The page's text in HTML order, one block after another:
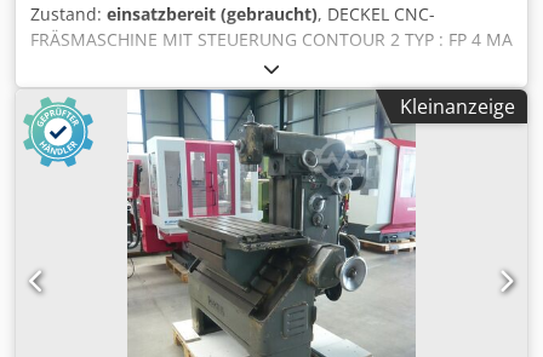
Zustand: einsatzbereit (gebraucht), DECKEL CNC-
FRÄSMASCHINE MIT STEUERUNG CONTOUR 2 TYP : FP 4 MA
MASCH.-NR. : 2204 - 1679 BAUJAHR : 1988 Arbeitsbereich:
X-Achse (längs) autom./manuell 485 / 500 mm Y-Achse
(quer) autom./manuell 385 / 400 mm Cedezrmkdepfx
Adqerf Z-Achse (senkrecht) autom./manuell 380 / 400 mm
Ausstattung: - Normalzubehör - Winkeltisch 460 x 800 mm
- Vertikal-Fräskopf, verschiebbar, SK40/M16 - Hydr.
Schraubstock - Autom. Werkzeugspanner - Autom.
Zentralschmierung - Elektronisches Handrad -
Maschinenleuchte - Spänewanne - Schutzkabine -
Kühlmitteleinrichtung - div. Wzg.-Aufnahmen -
Dokumentation Zustand: betriebsbereit, kann unter Strom
vorgeführt werden
Kleinanzeige